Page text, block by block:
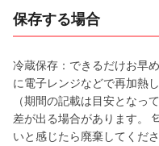
保存する場合
冷蔵保存：できるだけお早
に電子レンジなどで再加熱
（期間の記載は目安となっ
差が出る場合があります。
いと感じたら廃棄してくださ